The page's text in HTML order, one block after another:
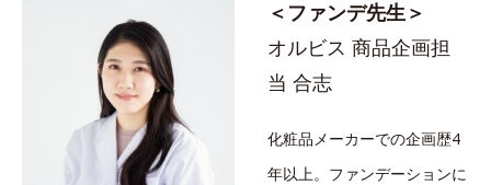
＜ファンデ先生＞
オルビス 商品企画担
当 合志
化粧品メーカーでの企画歴4
年以上。ファンデーションに